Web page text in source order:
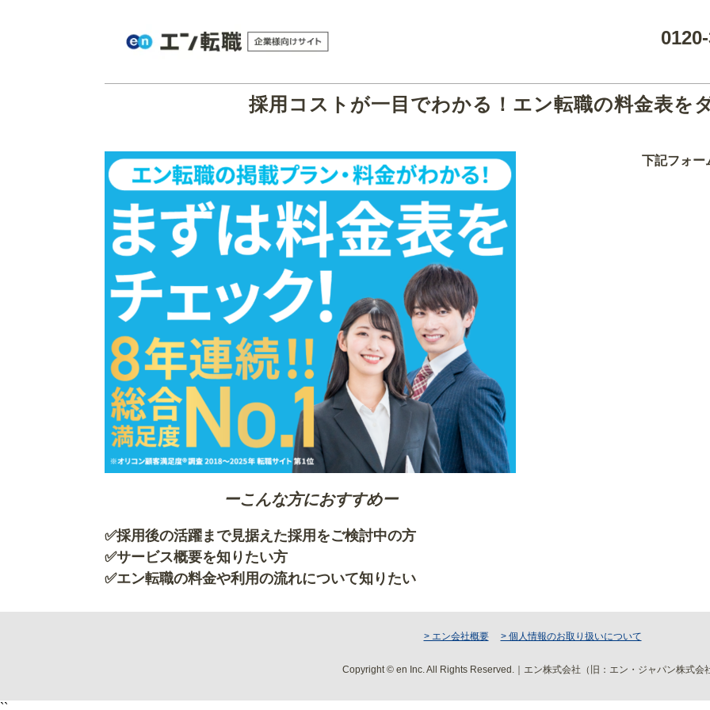
採用コストが一目でわかる！エン転職の料金表を
ーこんな方におすすめー
✅採用後の活躍まで見据えた採用をご検討中の方
✅サービス概要を知りたい方
✅エン転職の料金や利用の流れについて知りたい
下記フォー
> エン会社概要 > 個人情報のお取り扱いについて
Copyright © en Inc. All Rights Reserved.｜エン株式会社（旧：エン・ジャパン株式会
``